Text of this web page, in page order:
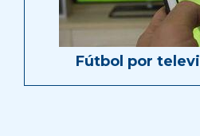
Fútbol por